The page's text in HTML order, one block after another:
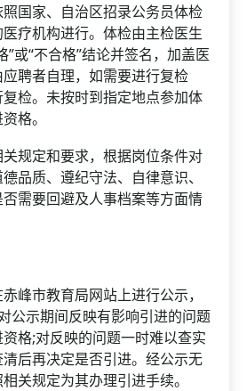
家、自治区招录公务员体检
疗机构进行。体检由主检医生
或“不合格”结论并签名，加盖医
聘者自理，如需要进行复检
检。未按时到指定地点参加体
格。
定和要求，根据岗位条件对
品质、遵纪守法、自律意识、
需要回避及人事档案等方面情
市教育局网站上进行公示，
公示期间反映有影响引进的问题
格;对反映的问题一时难以查实
后再决定是否引进。经公示无
关规定为其办理引进手续。